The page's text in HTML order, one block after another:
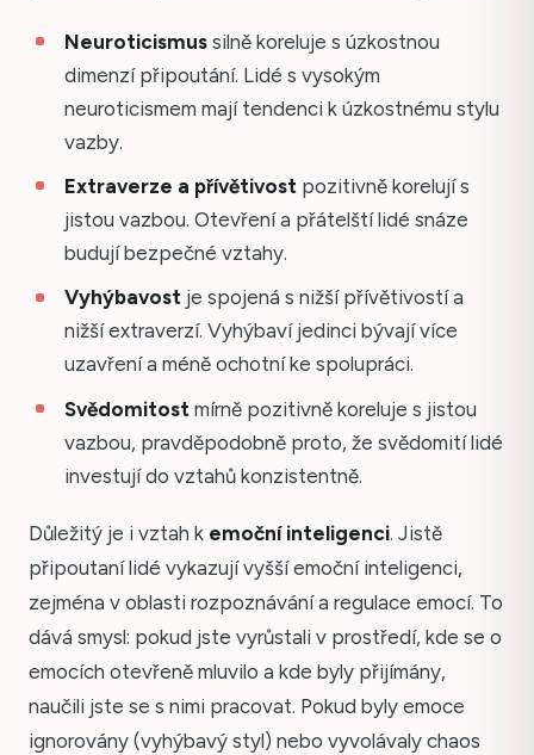
Neuroticismussilně koreluje s úzkostnou
dimenzí připoutání. Lidé s vysokým
neuroticismem mají tendenci k úzkostnému stylu
vazby.
Extraverze a přívětivost pozitivně korelují s
jistou vazbou. Otevření a přátelští lidé snáze
budují bezpečné vztahy.
Vyhýbavostje spojená s nižší přívětivostí a
nižší extraverzí. Vyhýbaví jedinci bývají více
uzavření a méně ochotní ke spolupráci.
Svědomitost mírně pozitivně koreluje s jistou
vazbou, pravděpodobně proto, že svědomití lidé
investují do vztahů konzistentně.
Důležitý je i vztah k emoční inteligenci. Jistě
připoutaní lidé vykazují vyšší emoční inteligenci,
zejména v oblasti rozpoznávání a regulace emocí. To
dává smysl: pokud jste vyrůstali v prostředí, kde se o
emocích otevřeně mluvilo a kde byly přijímány,
naučili jste se s nimi pracovat. Pokud byly emoce
ignorovány (vyhýbavý styl) nebo vyvolávaly chaos